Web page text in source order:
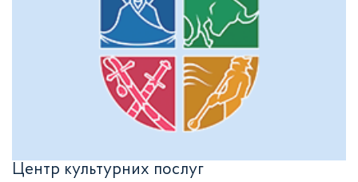
Центр культурних послуг